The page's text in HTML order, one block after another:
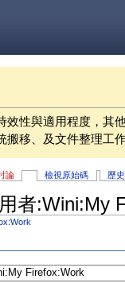
效性與適用程度，其
搬移、及文件整理工
論 檢視原始碼 歷
者:Wini:My